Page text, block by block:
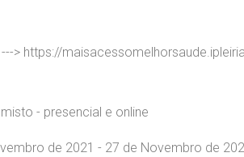
> https://
- presencial e online
de 2021 - 27 de Novembro de